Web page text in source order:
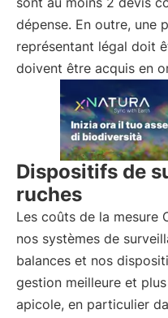
dépense. En outre, une
représentant légal doit
doivent être acquis en
Dispositifs de
ruches
Les coûts de la mesure
nos systèmes de
balances et nos
gestion meilleure et
apicole, en particulier